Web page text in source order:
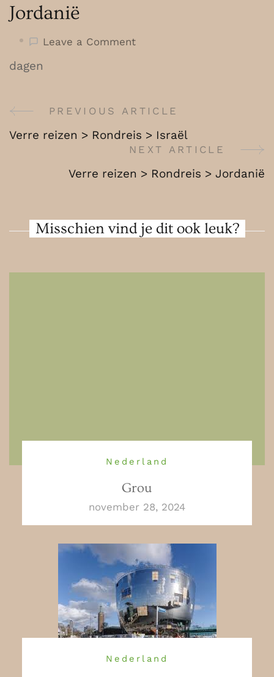
Jordanië
Leave a Commenton
Jordanië
dagen
Post
Navigation
PREVIOUS ARTICLE
Verre reizen > Rondreis > Israël
NEXT ARTICLE
Verre reizen > Rondreis > Jordanië
Misschien vind je dit ook leuk?
Nederland
Grou
november 28, 2024
Nederland